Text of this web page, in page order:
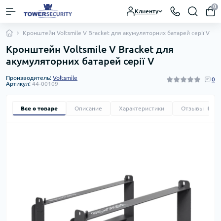
Клиенту
0
Кронштейн Voltsmile V Bracket для акумуляторних батарей серії V
Кронштейн Voltsmile V Bracket для
акумуляторних батарей серії V
Производитель: Voltsmile
Артикул: 44-00109
0
Все о товаре Описание Характеристики Отзывы